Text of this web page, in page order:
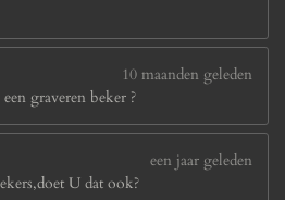
10 maanden geleden
graveren beker ?
een jaar geleden
U dat ook?